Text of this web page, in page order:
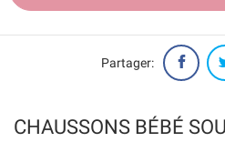
CHAUSSONS BÉBÉ
Partager: